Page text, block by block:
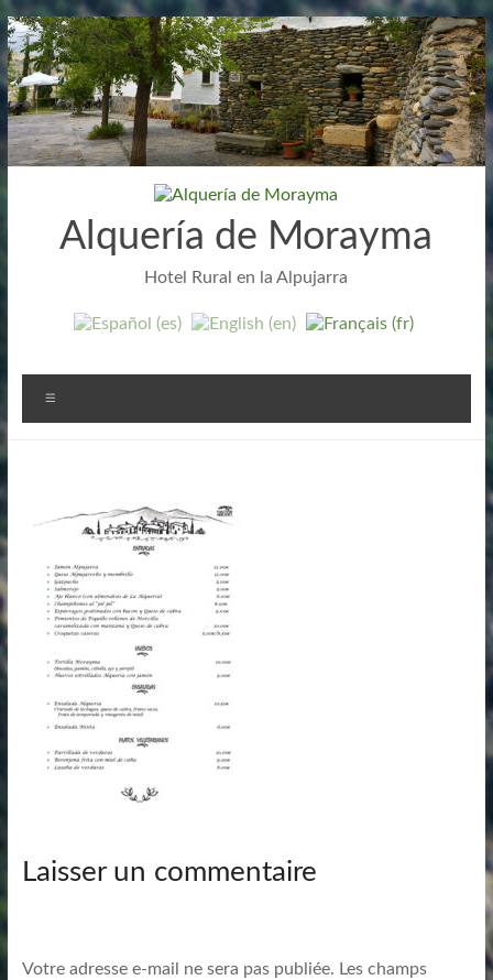
Aller
au
contenu
Alquería de Morayma
Hotel Rural en la Alpujarra
Laisser un commentaire
Votre adresse e-mail ne sera pas publiée. Les champs